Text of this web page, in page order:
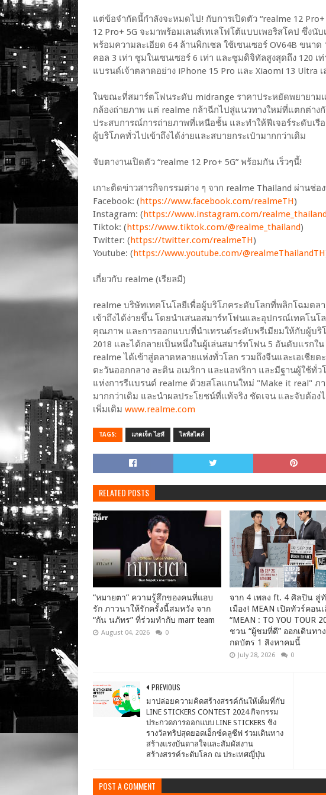
แต่ข้อจำกัดนี้กำลังจะหมดไป! กับการเปิดตัว “realme 12
12 Pro+ 5G จะมาพร้อมเลนส์เทเลโฟโต้แบบเพอริสโคป ซึ่งนั
พร้อมความละเอียด 64 ล้านพิกเซล ใช้เซนเซอร์ OV64B ขน
คอล 3 เท่า ซูมในเซนเซอร์ 6 เท่า และซูมดิจิทัลสูงสุดถึง 120 เ
แบรนด์เจ้าตลาดอย่าง iPhone 15 Pro และ Xiaomi 13 Ultra เ
ในขณะที่สมาร์ตโฟนระดับ midrange ราคาประหยัดพยายาม
กล้องถ่ายภาพ แต่ realme กล้าฉีกไปสู่แนวทางใหม่ที่แตกต่างกั
ประสบการณ์การถ่ายภาพที่เหนือชั้น และทำให้ฟีเจอร์ระดับเรื
ผู้บริโภคทั่วไปเข้าถึงได้ง่ายและสบายกระเป๋ามากกว่าเดิม
จับตางานเปิดตัว “realme 12 Pro+ 5G” พร้อมกัน เร็วๆนี้!
เกาะติดข่าวสารกิจกรรมต่าง ๆ จาก realme Thailand ผ่านช่อ
Facebook: (https://www.facebook.com/realmeTH)
Instagram: (https://www.instagram.com/
Tiktok: (https://www.tiktok.com/@realme_thailand)
Twitter: (https://twitter.com/realmeTH)
Youtube: (https://www.youtube.com/@realmeThailandTH
เกี่ยวกับ realme (เรียลมี)
realme บริษัทเทคโนโลยีเพื่อผู้บริโภคระดับโลกที่พลิกโฉมตล
เข้าถึงได้ง่ายขึ้น โดยนำเสนอสมาร์ทโฟนและอุปกรณ์เทคโน
คุณภาพ และการออกแบบที่นำเทรนด์ระดับพรีเมียมให้กับผู้บริ
2018 และได้กลายเป็นหนึ่งในผู้เล่นสมาร์ทโฟน 5 อันดับแรกใน
realme ได้เข้าสู่ตลาดหลายแห่งทั่วโลก รวมถึงจีนและเอเชียต
ตะวันออกกลาง ละติน อเมริกา และแอฟริกา และมีฐานผู้ใช้ทั่ว
แห่งการรีแบรนด์ realme ด้วยสโลแกนใหม่ "Make it real"
มากกว่าเดิม และนำผลประโยชน์ที่แท้จริง ชัดเจน และจับต้อ
เพิ่มเติม www.realme.com
TAGS: แกดเจ็ต ไอที ไลฟ์สไตล์
RELATED POSTS
“หมายตา” ความรู้สึกของคนที่แอบ
รัก ภาวนาให้รักครั้งนี้สมหวัง จาก
“กัน นภัทร” ที่ร่วมทำกับ marr team
August 04, 2026 0
จาก 4 เพลง ft. 4 ศิลปิน สู่
เมือง! MEAN เปิดทัวร์คอน
“MEAN : TO YOU TOUR
ชวน “ผู้ชมที่ดี” ออกเดินทา
กดบัตร 1 สิงหาคมนี้
July 28, 2026 0
PREVIOUS
มาปล่อยความคิดสร้างสรรค์กันให้เต็มที่กับ
LINE STICKERS CONTEST 2024 กิจกรรม
ประกวดการออกแบบ LINE STICKERS ชิง
รางวัลทริปสุดยอดเอ็กซ์คลูซีฟ ร่วมเดินทาง
สร้างแรงบันดาลใจและสัมผัสงาน
สร้างสรรค์ระดับโลก ณ ประเทศญี่ปุ่น
POST A COMMENT